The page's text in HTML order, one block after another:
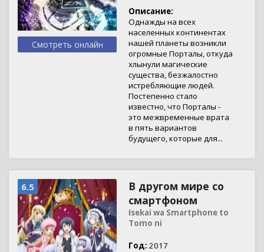
Смотреть онлайн
Описание:
Однажды на всех
населенных континентах
нашей планеты возникли
огромные Порталы, откуда
хлынули магические
существа, безжалостно
истребляющие людей.
Постепенно стало
известно, что Порталы -
это межвременные врата
в пять вариантов
будущего, которые для...
6.5
В другом мире со
смартфоном
Isekai wa Smartphone to
Tomo ni
Год: 2017